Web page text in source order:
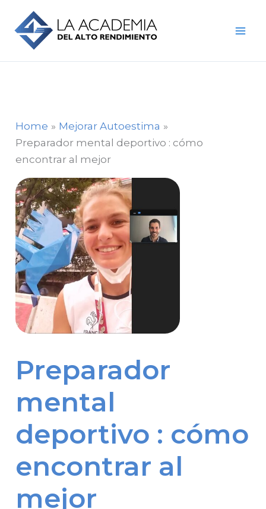
content
Home
Mejorar Autoestima
Preparador mental deportivo : cómo
encontrar al mejor
Preparador
mental
deportivo : cómo
encontrar al
mejor